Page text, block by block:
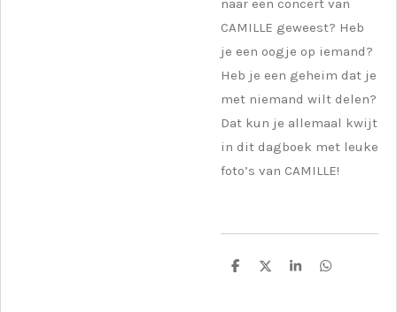
naar een concert van
CAMILLE geweest? Heb
je een oogje op iemand?
Heb je een geheim dat je
met niemand wilt delen?
Dat kun je allemaal kwijt
in dit dagboek met leuke
foto’s van CAMILLE!
D
D
S
D